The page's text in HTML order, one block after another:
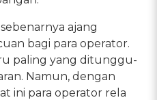
ajang
bagi para operator.
paling yang ditunggu-
Namun, dengan
ini para operator rela